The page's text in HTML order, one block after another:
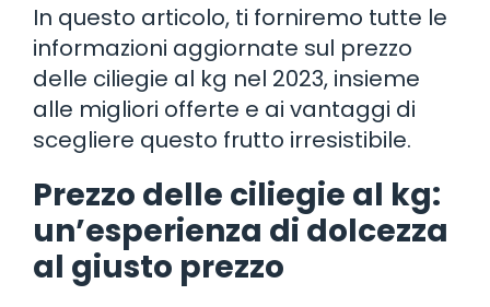
In questo articolo, ti forniremo tutte le
informazioni aggiornate sul prezzo
delle ciliegie al kg nel 2023, insieme
alle migliori offerte e ai vantaggi di
scegliere questo frutto irresistibile.
Prezzo delle ciliegie al kg:
un’esperienza di dolcezza
al giusto prezzo